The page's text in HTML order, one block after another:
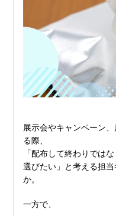
展示会やキャンペーン
る際、
「配布して終わりでは
選びたい」と考える担
か。
一方で、